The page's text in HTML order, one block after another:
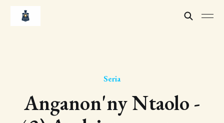
Seria
Anganon'ny Ntaolo -